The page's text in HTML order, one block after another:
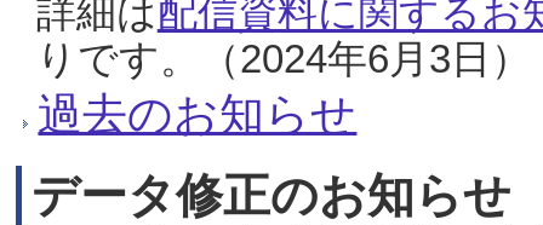
詳細は配信資料に関するお
りです。（2024年6月3日）
過去のお知らせ
データ修正のお知らせ